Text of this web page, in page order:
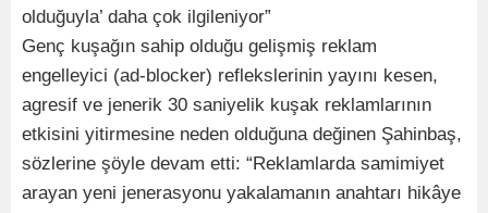
olduğuyla’ daha çok ilgileniyor”
Genç kuşağın sahip olduğu gelişmiş reklam
engelleyici (ad-blocker) reflekslerinin yayını kesen,
agresif ve jenerik 30 saniyelik kuşak reklamlarının
etkisini yitirmesine neden olduğuna değinen Şahinbaş,
sözlerine şöyle devam etti: “Reklamlarda samimiyet
arayan yeni jenerasyonu yakalamanın anahtarı hikâye